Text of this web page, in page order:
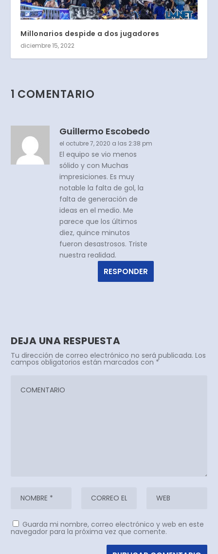
Millonarios despide a dos jugadores
diciembre 15, 2022
1 COMENTARIO
Guillermo Escobedo
el octubre 7, 2020 a las 2:38 pm
El equipo se vio menos
sólido y con Muchas
impresiciones. Es muy
notable la falta de gol, la
falta de generación de
ideas en el medio. Me
parece que los últimos
diez, quince minutos
fueron desastrosos. Triste
nuestra realidad.
RESPONDER
DEJA UNA RESPUESTA
Tu dirección de correo electrónico no será publicada. Los
campos obligatorios están marcados con *
Guarda mi nombre, correo electrónico y web en este
navegador para la próxima vez que comente.